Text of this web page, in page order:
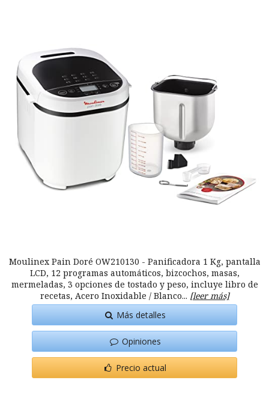
Moulinex Pain Doré OW210130 - Panificadora 1 Kg, pantalla
LCD, 12 programas automáticos, bizcochos, masas,
mermeladas, 3 opciones de tostado y peso, incluye libro de
recetas, Acero Inoxidable / Blanco... [leer más]
Más detalles
Opiniones
Precio actual